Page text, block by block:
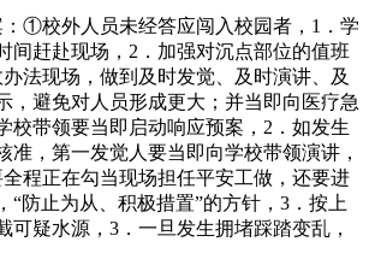
校外人员未经答应闯入校园者，1．学
间赶赴现场，2．加强对沉点部位的值班
法现场，做到及时发觉、及时演讲、及
，避免对人员形成更大；并当即向医疗急
校带领要当即启动响应预案，2．如发生
准，第一发觉人要当即向学校带领演讲，
程正在勾当现场担任平安工做，还要进
“防止为从、积极措置”的方针，3．按上
可疑水源，3．一旦发生拥堵踩踏变乱，